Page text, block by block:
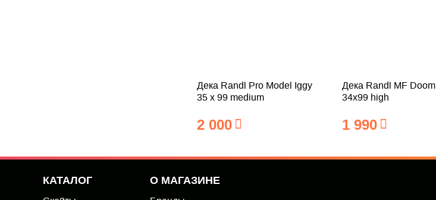
Дека Randl Pro Model Iggy
35 x 99 medium
2 000
Дека Randl MF Doom
34x99 high
1 990
КАТАЛОГ О МАГАЗИНЕ